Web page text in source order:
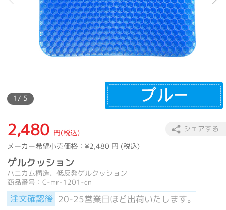
1/ 5
2,480 円(税込)
メーカー希望小売価格：¥2,480 円 (税込)
ゲルクッション
ハニカム構造、低反発ゲルクッション
商品番号：C-mr-1201-cn
注文確認後 20-25営業日ほど出荷いたします。
シェアする